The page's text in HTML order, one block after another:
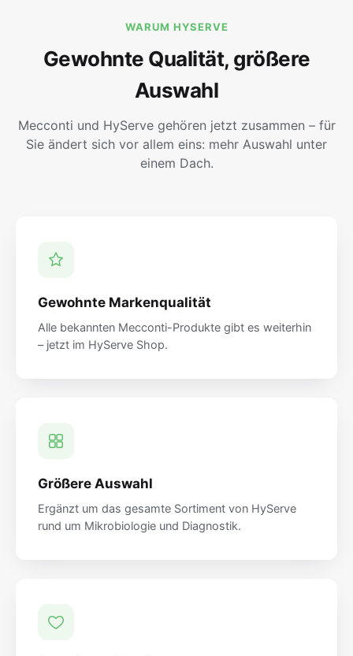
WARUM HYSERVE
Gewohnte Qualität, größere
Auswahl
Mecconti und HyServe gehören jetzt zusammen – für
Sie ändert sich vor allem eins: mehr Auswahl unter
einem Dach.
Gewohnte Markenqualität
Alle bekannten Mecconti-Produkte gibt es weiterhin
– jetzt im HyServe Shop.
Größere Auswahl
Ergänzt um das gesamte Sortiment von HyServe
rund um Mikrobiologie und Diagnostik.